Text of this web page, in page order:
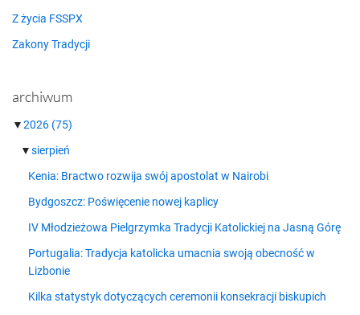
Z życia FSSPX
Zakony Tradycji
archiwum
▼2026 (75)
▼sierpień
Kenia: Bractwo rozwija swój apostolat w Nairobi
Bydgoszcz: Poświęcenie nowej kaplicy
IV Młodzieżowa Pielgrzymka Tradycji Katolickiej na Jasną Górę
Portugalia: Tradycja katolicka umacnia swoją obecność w
Lizbonie
Kilka statystyk dotyczących ceremonii konsekracji biskupich